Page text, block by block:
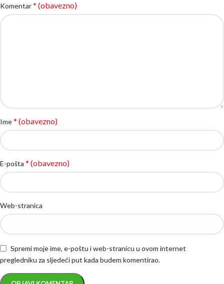
Komentar* (obavezno)
Ime* (obavezno)
E-pošta * (obavezno)
Web-stranica
Spremi moje ime, e-poštu i web-stranicu u ovom internet
pregledniku za sljedeći put kada budem komentirao.